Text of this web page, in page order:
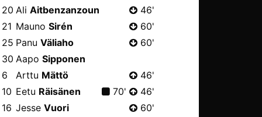
20 Ali Aitbenzanzoun
46'
21 Mauno Sirén
60'
25 Panu Väliaho
60'
30 Aapo Sipponen
6
Arttu Mättö
46'
10 Eetu Räisänen 70'
46'
16 Jesse Vuori
60'